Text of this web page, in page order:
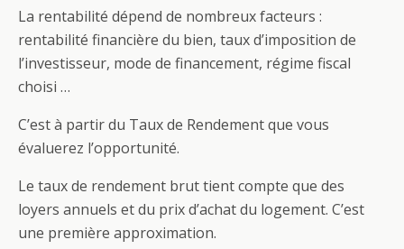
La rentabilité dépend de nombreux facteurs :
rentabilité financière du bien, taux d’imposition de
l’investisseur, mode de financement, régime fiscal
choisi …
C’est à partir du Taux de Rendement que vous
évaluerez l’opportunité.
Le taux de rendement brut tient compte que des
loyers annuels et du prix d’achat du logement. C’est
une première approximation.